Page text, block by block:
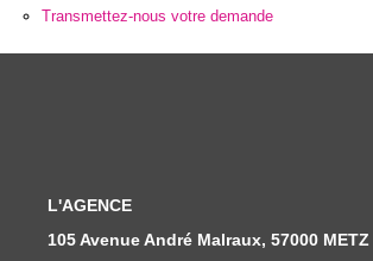
CONTACT
Transmettez-nous votre demande
L'AGENCE
105 Avenue André Malraux, 57000 METZ